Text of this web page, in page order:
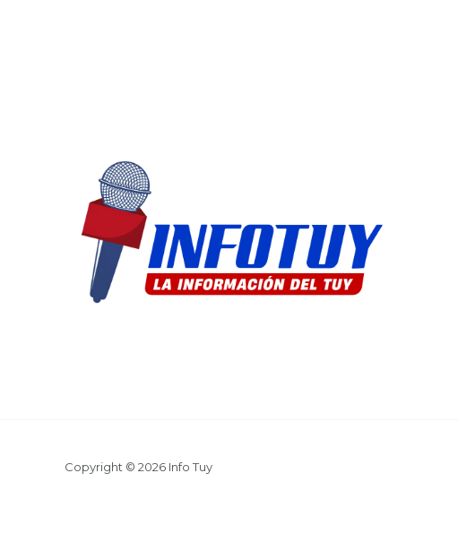
Copyright © 2026 Info Tuy